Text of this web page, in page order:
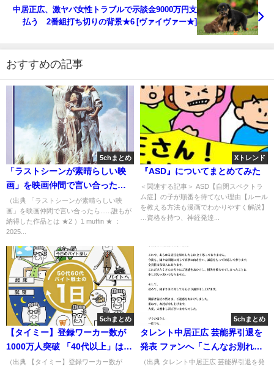
中居正広、激ヤバ女性トラブルで示談金9000万円支
払う 2番組打ち切りの背景★6 [ヴァイヴァー★]
おすすめの記事
5chまとめ
「ラストシーンが素晴らしい映
画」を映画仲間で言い合った
ら......誰もが納得した作品とは
★2 [muffin★]
（出典 「ラストシーンが素晴らしい映
画」を映画仲間で言い合ったら......誰もが
納得した作品とは ★2 ）1 muffin ★ ：
2025...
Xトレンド
『ASD』についてまとめてみた
＜関連する記事＞ ASD【自閉スペクトラ
ム症】の子が順番を待てない理由【ルール
を教える方法も漫画でわかりやすく解説】
…資格を持つ、神経発達...
5chまとめ
【タイミー】登録ワーカー数が
1000万人突破 「40代以上」は3
割超 登録事業者数は約15万9000
（出典 【タイミー】登録ワーカー数が
5chまとめ
タレント中居正広 芸能界引退を
発表 ファンへ「こんなお別れ
で、本当に、本当に、ごめんな
（出典 タレント中居正広 芸能界引退を発